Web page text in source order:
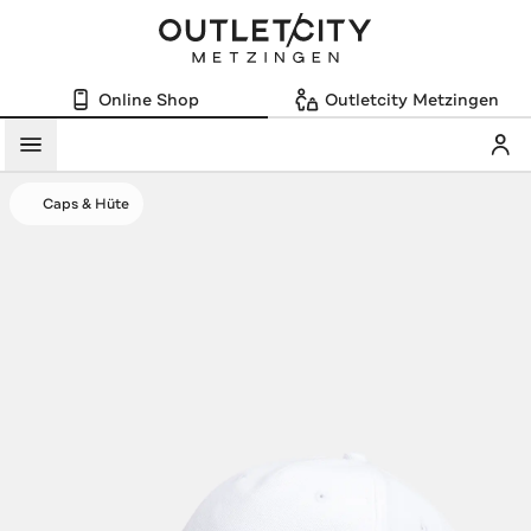
Online Shop Outletcity Metzingen
Menü
Caps & Hüte